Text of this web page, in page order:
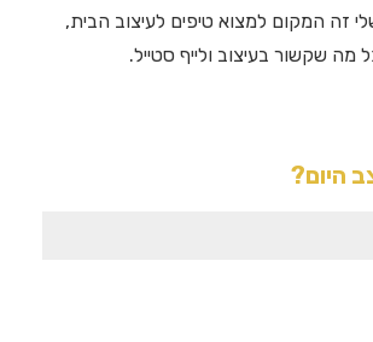
זה המקום למצוא טיפים לעיצוב הבית,
מה שקשור בעיצוב ולייף סטייל.
היום?